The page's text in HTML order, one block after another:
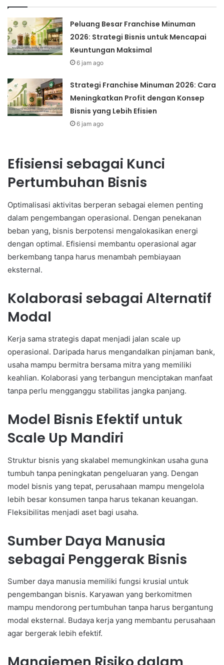
Peluang Besar Franchise Minuman
2026: Strategi Bisnis untuk Mencapai
Keuntungan Maksimal
6 jam ago
Strategi Franchise Minuman 2026: Cara
Meningkatkan Profit dengan Konsep
Bisnis yang Lebih Efisien
6 jam ago
Efisiensi sebagai Kunci
Pertumbuhan Bisnis
Optimalisasi aktivitas berperan sebagai elemen penting
dalam pengembangan operasional. Dengan penekanan
beban yang, bisnis berpotensi mengalokasikan energi
dengan optimal. Efisiensi membantu operasional agar
berkembang tanpa harus menambah pembiayaan
eksternal.
Kolaborasi sebagai Alternatif
Modal
Kerja sama strategis dapat menjadi jalan scale up
operasional. Daripada harus mengandalkan pinjaman bank,
usaha mampu bermitra bersama mitra yang memiliki
keahlian. Kolaborasi yang terbangun menciptakan manfaat
tanpa perlu mengganggu stabilitas jangka panjang.
Model Bisnis Efektif untuk
Scale Up Mandiri
Struktur bisnis yang skalabel memungkinkan usaha guna
tumbuh tanpa peningkatan pengeluaran yang. Dengan
model bisnis yang tepat, perusahaan mampu mengelola
lebih besar konsumen tanpa harus tekanan keuangan.
Fleksibilitas menjadi aset bagi usaha.
Sumber Daya Manusia
sebagai Penggerak Bisnis
Sumber daya manusia memiliki fungsi krusial untuk
pengembangan bisnis. Karyawan yang berkomitmen
mampu mendorong pertumbuhan tanpa harus bergantung
modal eksternal. Budaya kerja yang membantu perusahaan
agar bergerak lebih efektif.